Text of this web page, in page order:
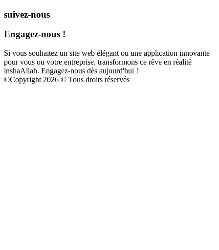
suivez-nous
Engagez-nous !
Si vous souhaitez un site web élégant ou une application innovante
pour vous ou votre entreprise, transformons ce rêve en réalité
inshaAllah. Engagez-nous dès aujourd'hui !
©Copyright 2026 © Tous droits réservés